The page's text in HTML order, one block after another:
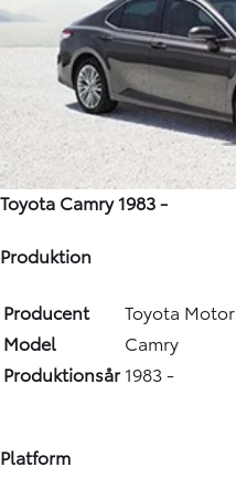
Toyota Camry 1983 -
Produktion
Producent
Toyota Motor
Model
Camry
Produktionsår 1983 -
Platform